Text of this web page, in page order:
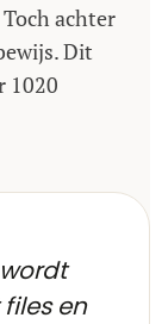
achter
Dit
1020
en